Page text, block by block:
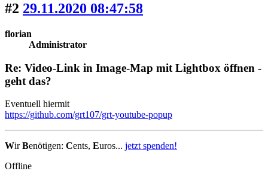
#2 29.11.2020 08:47:58
florian
Administrator
Re: Video-Link in Image-Map mit Lightbox öffnen -
geht das?
Eventuell hiermit
https://github.com/grt107/grt-youtube-popup
WirBenötigen: Cents, Euros... jetzt spenden!
Offline